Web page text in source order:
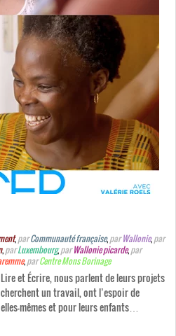
,parCommunauté française,parWallonie,par
,parLuxembourg,parWallonie picarde,par
,parCentre Mons Borinage
et Écrire, nous parlent de leurs projets
un travail, ont l’espoir de
mêmes et pour leurs enfants…